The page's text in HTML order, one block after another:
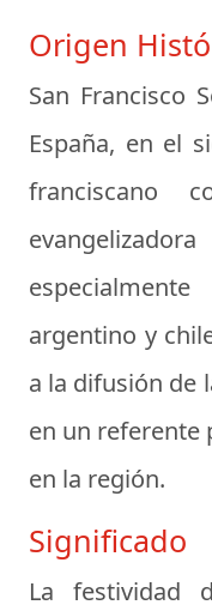
Origen
San Francisco
España, en el
franciscano
argentino y
a la difusión de
en un referente
en la región.
Significado
La festividad